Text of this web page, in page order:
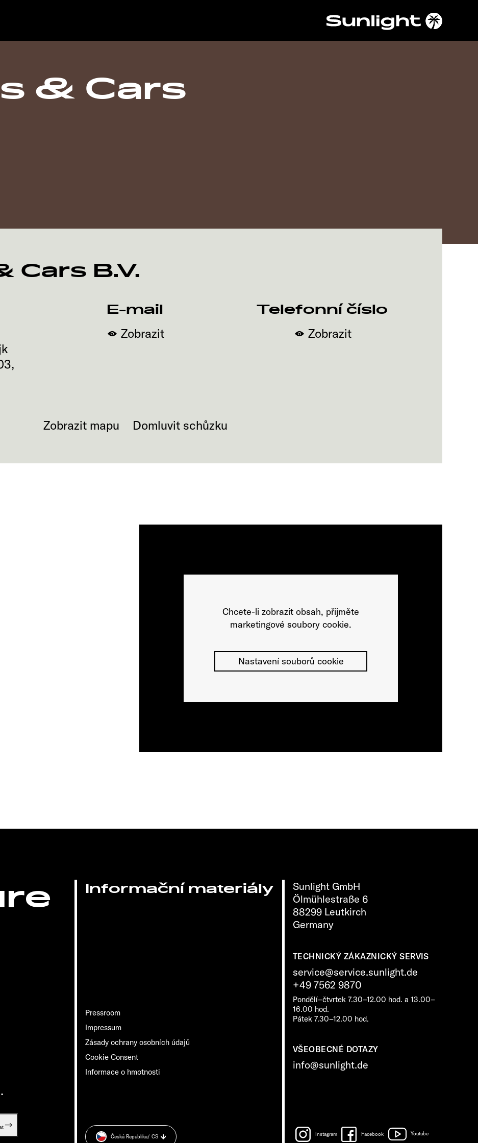
& Cars
Cars B.V.
,
E-mail
Zobrazit
Telefonní číslo
Zobrazit
Zobrazit mapu Domluvit schůzku
Chcete-li zobrazit obsah, přijměte
marketingové soubory cookie.
Nastavení souborů cookie
Sunlight GmbH
Ölmühlestraße 6
88299 Leutkirch
Germany
TECHNICKÝ ZÁKAZNICKÝ SERVIS
service@service.sunlight.de
+49 7562 9870
Pondělí–čtvrtek 7.30–12.00 hod. a 13.00–
16.00 hod.
Pátek 7.30–12.00 hod.
VŠEOBECNÉ DOTAZY
info@sunlight.de
Informační materiály
Pressroom
Impressum
Zásady ochrany osobních údajů
Cookie Consent
Informace o hmotnosti
Instagram Facebook Youtube
Česká Republika/ CS